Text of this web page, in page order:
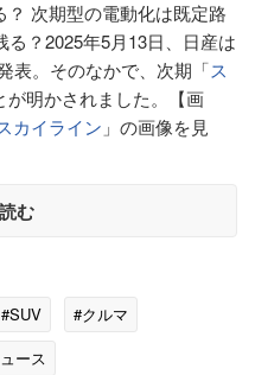
次期型の電動化は既定路
？2025年5月13日、日産は
表。そのなかで、次期「ス
が明かされました。【画
カイライン 」の画像を見
む
#SUV
#クルマ
ース